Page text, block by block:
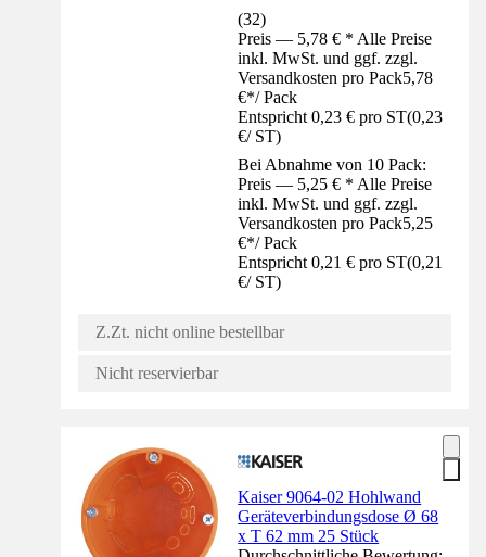
(32)
Preis — 5,78 € * Alle Preise
inkl. MwSt. und ggf. zzgl.
Versandkosten pro Pack5,78
€*/ Pack
Entspricht 0,23 € pro ST(0,23
€/ ST)
Bei Abnahme von 10 Pack:
Preis — 5,25 € * Alle Preise
inkl. MwSt. und ggf. zzgl.
Versandkosten pro Pack5,25
€*/ Pack
Entspricht 0,21 € pro ST(0,21
€/ ST)
Z.Zt. nicht online bestellbar
Nicht reservierbar
Kaiser 9064-02 Hohlwand
Geräteverbindungsdose Ø 68
x T 62 mm 25 Stück